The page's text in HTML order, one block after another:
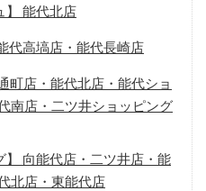
】 能代北店
代高塙店・能代長崎店
町店・能代北店・能代ショ
南店・二ツ井ショッピング
】 向能代店・二ツ井店・能
北店・東能代店